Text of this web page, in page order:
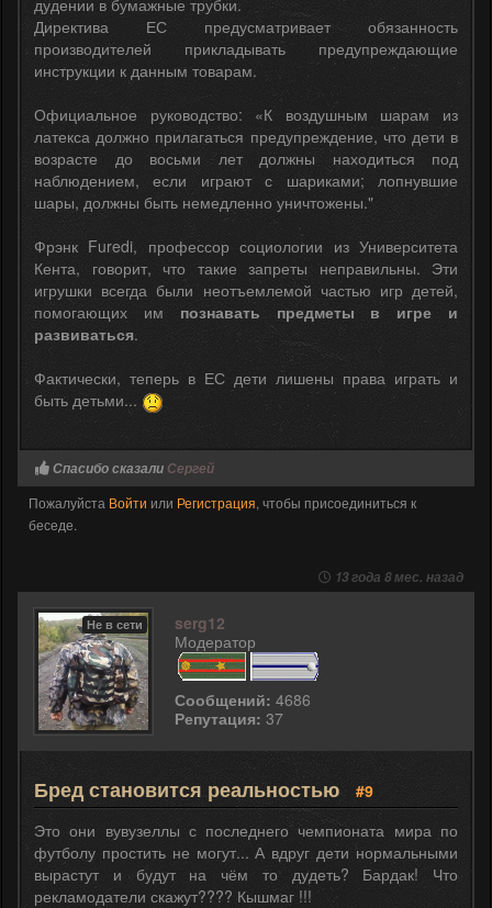
дудении в бумажные трубки.
Директива ЕС предусматривает обязанность
производителей прикладывать предупреждающие
инструкции к данным товарам.
Официальное руководство: «К воздушным шарам из
латекса должно прилагаться предупреждение, что дети в
возрасте до восьми лет должны находиться под
наблюдением, если играют с шариками; лопнувшие
шары, должны быть немедленно уничтожены."
Фрэнк Furedi, профессор социологии из Университета
Кента, говорит, что такие запреты неправильны. Эти
игрушки всегда были неотъемлемой частью игр детей,
помогающих им познавать предметы в игре и
развиваться.
Фактически, теперь в ЕС дети лишены права играть и
быть детьми...
Спасибо сказали Сергей
Пожалуйста Войти или Регистрация, чтобы присоединиться к
беседе.
13 года 8 мес. назад
Не в сети
serg12
Модератор
Сообщений: 4686
Репутация: 37
Бред становится реальностью
#9
Это они вувузеллы с последнего чемпионата мира по
футболу простить не могут... А вдруг дети нормальными
вырастут и будут на чём то дудеть? Бардак! Что
рекламодатели скажут???? Кышмаг !!!